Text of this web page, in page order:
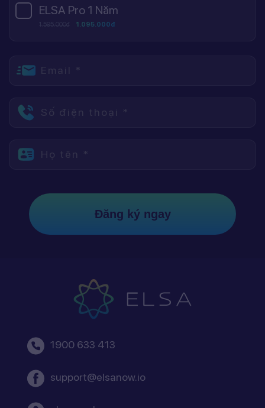
ELSA Pro 1 Năm
1.595.000đ 1.095.000đ
Email *
Số điện thoại *
Họ tên *
Đăng ký ngay
1900 633 413
support@elsanow.io